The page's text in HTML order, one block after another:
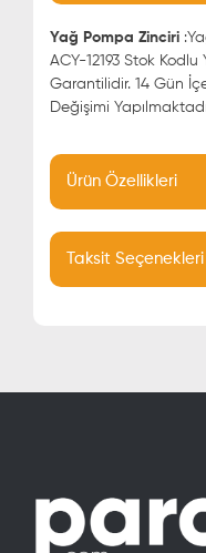
Yağ Pompa Zinciri
ACY-12193 Stok
Garantilidir. 14 Gün
Değişimi
Ürün Özellikleri
Taksit Seçenekleri